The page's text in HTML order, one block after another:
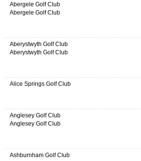
Abergele Golf Club
Abergele Golf Club
Aberystwyth Golf Club
Aberystwyth Golf Club
Alice Springs Golf Club
Anglesey Golf Club
Anglesey Golf Club
Ashburnham Golf Club